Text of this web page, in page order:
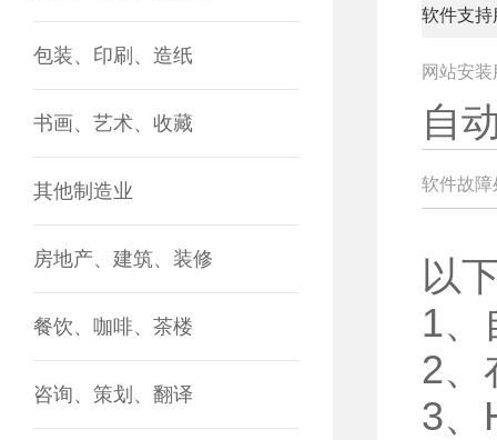
包装、印刷、造纸
书画、艺术、收藏
其他制造业
房地产、建筑、装修
餐饮、咖啡、茶楼
咨询、策划、翻译
软件支持
网站安装
自
软件故障
以
1、
2、
3、